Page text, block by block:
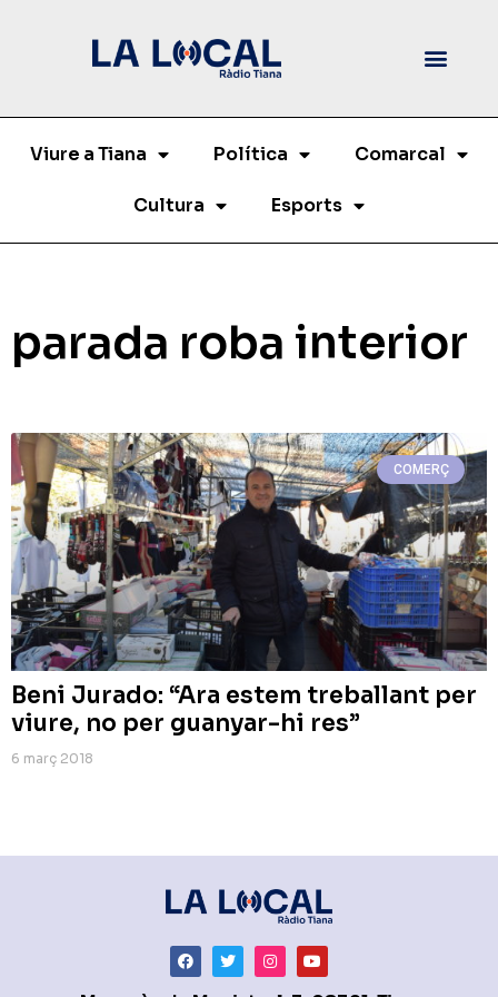
Viure a Tiana Política Comarcal
Cultura Esports
parada roba interior
COMERÇ
Beni Jurado: “Ara estem treballant per
viure, no per guanyar-hi res”
6 març 2018